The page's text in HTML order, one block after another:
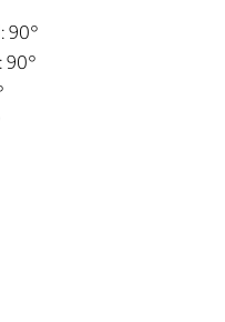
90°
90°